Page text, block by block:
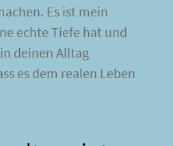
Es ist mein
echte Tiefe hat und
deinen Alltag
es dem realen Leben